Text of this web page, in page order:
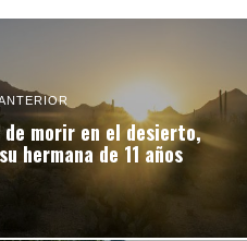
de morir en el desierto,
hermana de 11 años